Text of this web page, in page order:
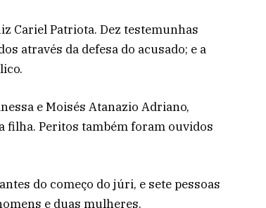
Cariel Patriota. Dez testemunhas
através da defesa do acusado; e a
e Moisés Atanazio Adriano,
filha. Peritos também foram ouvidos
do começo do júri, e sete pessoas
e duas mulheres.